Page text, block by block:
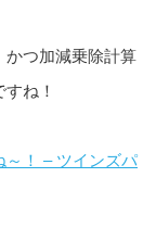
かつ加減乗除計算
ね！
～！ – ツインズパ